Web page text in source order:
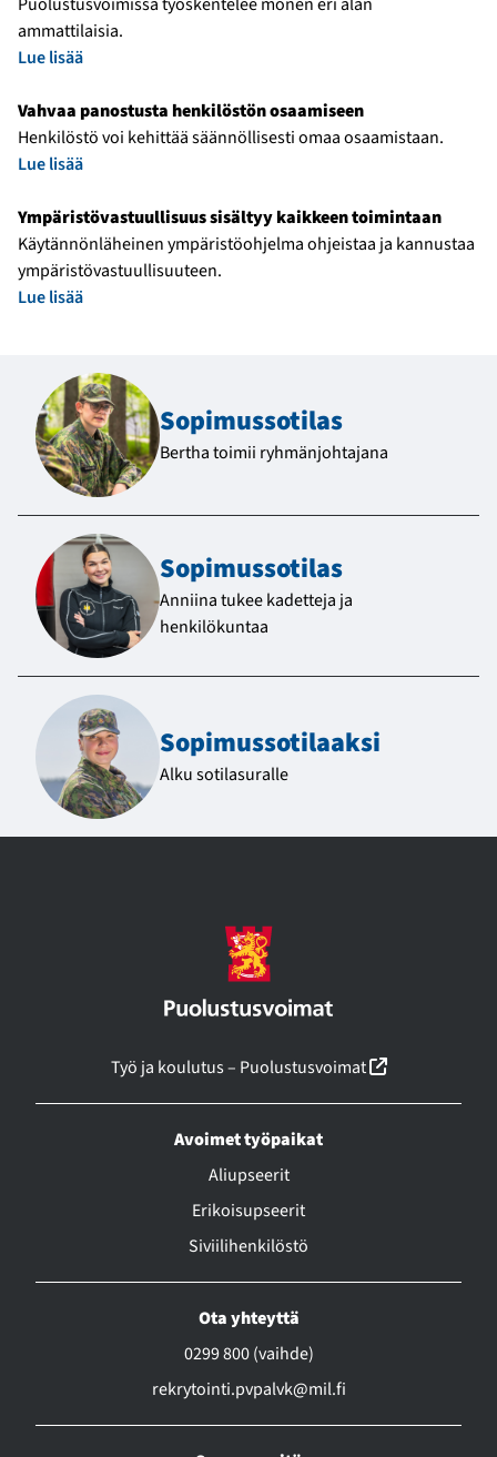
ammattilaisia.
Lue lisää
Vahvaa panostusta henkilöstön osaamiseen
Henkilöstö voi kehittää säännöllisesti omaa osaamistaan.
Lue lisää
Ympäristövastuullisuus sisältyy kaikkeen toimintaan
Käytännönläheinen ympäristöohjelma ohjeistaa ja kannustaa
ympäristövastuullisuuteen.
Lue lisää
Sopimussotilas
Bertha toimii ryhmänjohtajana
Sopimussotilas
Anniina tukee kadetteja ja
henkilökuntaa
Sopimussotilaaksi
Alku sotilasuralle
Työ ja koulutus – Puolustusvoimat (linkki
Avoimet työpaikat
Aliupseerit
Erikoisupseerit
Siviilihenkilöstö
Ota yhteyttä
0299 800 (vaihde)
rekrytointi.pvpalvk@mil.fi